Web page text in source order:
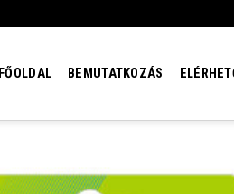
FŐOLDAL BEMUTATKOZÁS